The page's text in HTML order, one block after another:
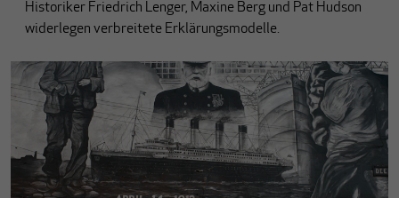
Historiker Friedrich Lenger, Maxine Berg und Pat Hudson
widerlegen verbreitete Erklärungsmodelle.